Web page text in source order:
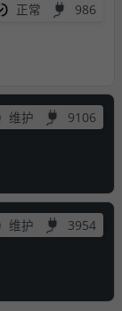
正常 986
维护 9106
维护 3954